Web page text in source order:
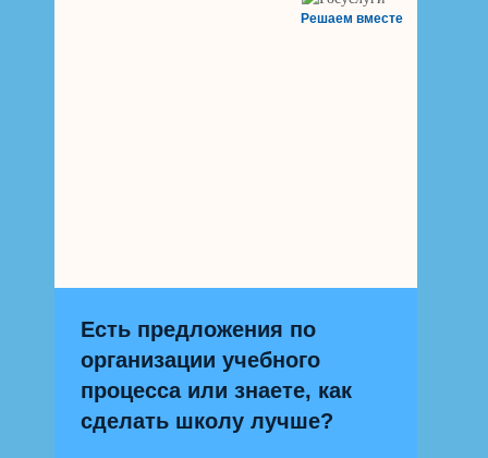
Решаем вместе
Есть предложения по
организации учебного
процесса или знаете, как
сделать школу лучше?